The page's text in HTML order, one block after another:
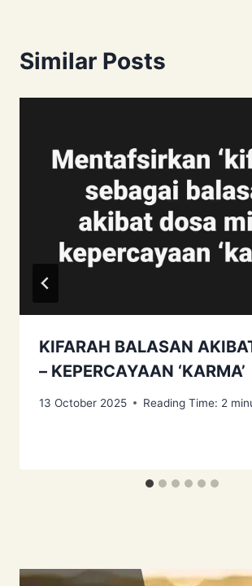
Similar Posts
KIFARAH BALASAN
– KEPERCAYAAN ‘KARMA’
13 October 2025 Reading Time: 2